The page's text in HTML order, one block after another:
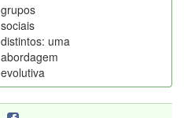
grupos
sociais
distintos: uma
abordagem
evolutiva